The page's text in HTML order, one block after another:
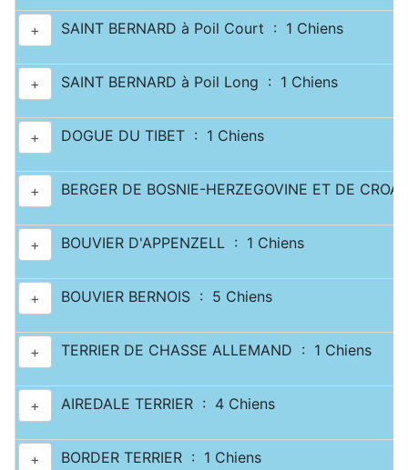
+ SAINT BERNARD à Poil Court : 1 Chiens
+ SAINT BERNARD à Poil Long : 1 Chiens
+ DOGUE DU TIBET : 1 Chiens
+ BERGER DE BOSNIE-HERZEGOVINE ET DE
+ BOUVIER D'APPENZELL : 1 Chiens
+ BOUVIER BERNOIS : 5 Chiens
+ TERRIER DE CHASSE ALLEMAND : 1 Chiens
+ AIREDALE TERRIER : 4 Chiens
+ BORDER TERRIER : 1 Chiens